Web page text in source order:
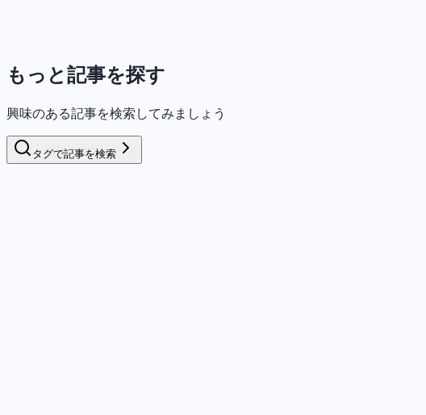
もっと記事を探す
興味のある記事を検索してみましょう
タグで記事を検索